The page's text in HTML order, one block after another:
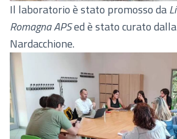
Il laboratorio è stato promosso da
Romagna APSed è stato curato
Nardacchione.